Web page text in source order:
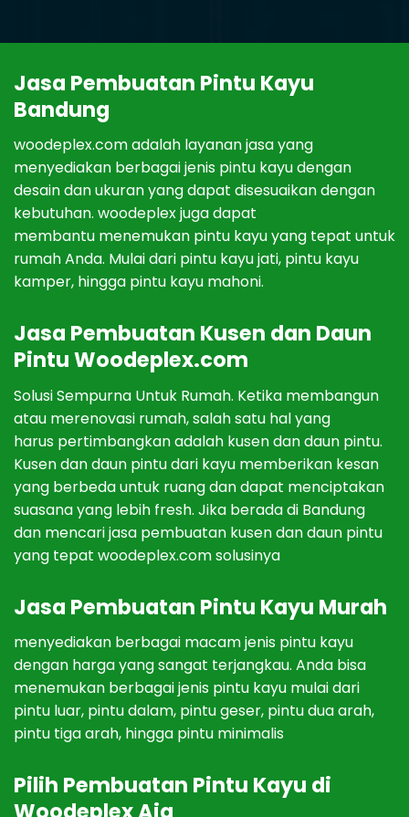
Jasa Pembuatan Pintu Kayu
Bandung
woodeplex.com adalah layananjasayang
menyediakan berbagaijenis pintu kayudengan
desaindanukuranyangdapat disesuaikandengan
kebutuhan. woodeplexjugadapat
membantu menemukan pintu kayuyang tepat untuk
rumahAnda. Mulaidari pintu kayujati, pintu kayu
kamper, hingga pintu kayu mahoni.
Jasa Pembuatan Kusen dan Daun
PintuWoodeplex.com
SolusiSempurna Untuk Rumah. Ketika membangun
atau merenovasi rumah,salahsatu halyang
harus pertimbangkanadalah kusendandaun pintu.
Kusendandaun pintudari kayu memberikan kesan
yang berbedauntuk ruangdandapat menciptakan
suasanayang lebih fresh. Jika beradadi Bandung
dan mencarijasa pembuatan kusendandaun pintu
yang tepat woodeplex.com solusinya
Jasa Pembuatan Pintu Kayu Murah
menyediakan berbagai macamjenis pintu kayu
dengan hargayangsangat terjangkau. Anda bisa
menemukan berbagaijenis pintu kayu mulaidari
pintu luar, pintudalam, pintugeser, pintuduaarah,
pintu tigaarah, hingga pintu minimalis
Pilih Pembuatan Pintu Kayu di